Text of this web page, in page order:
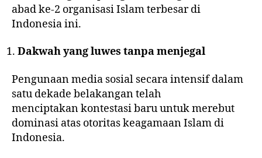
abad ke-2 organisasi Islam terbesardi
Indonesia ini.
Dakwah yang luwes tanpa menjegal
Pengunaan media sosial secara intensif dalam
satu dekade belakangan telah
menciptakankontestasi baruuntuk merebut
dominasi atas otoritas keagamaan Islam di
Indonesia.